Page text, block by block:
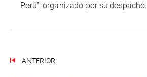
Perú”, organizado por su despacho.
ANTERIOR